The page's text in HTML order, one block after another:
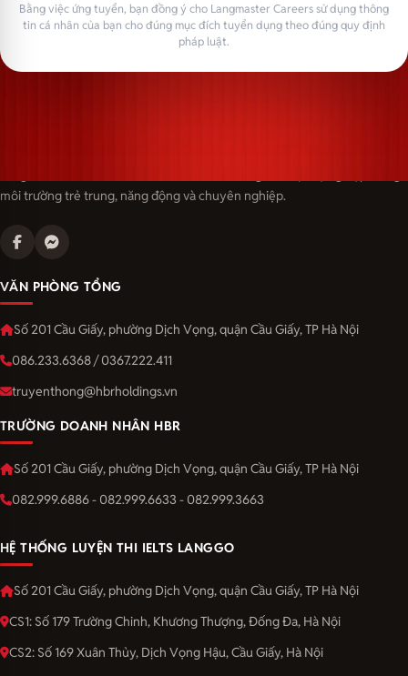
Bằng việc ứng tuyển, bạn đồng ý cho Langmaster Careers sử dụng thông
tin cá nhân của bạn cho đúng mục đích tuyển dụng theo đúng quy định
pháp luật.
môi trường trẻ trung, năng động và chuyên nghiệp.
VĂN PHÒNG TỔNG
Số 201 Cầu Giấy, phường Dịch Vọng, quận Cầu Giấy, TP Hà Nội
086.233.6368 / 0367.222.411
truyenthong@hbrholdings.vn
TRƯỜNG DOANH NHÂN HBR
Số 201 Cầu Giấy, phường Dịch Vọng, quận Cầu Giấy, TP Hà Nội
082.999.6886 - 082.999.6633 - 082.999.3663
HỆ THỐNG LUYỆN THI IELTS LANGGO
Số 201 Cầu Giấy, phường Dịch Vọng, quận Cầu Giấy, TP Hà Nội
CS1: Số 179 Trường Chinh, Khương Thượng, Đống Đa, Hà Nội
CS2: Số 169 Xuân Thủy, Dịch Vọng Hậu, Cầu Giấy, Hà Nội